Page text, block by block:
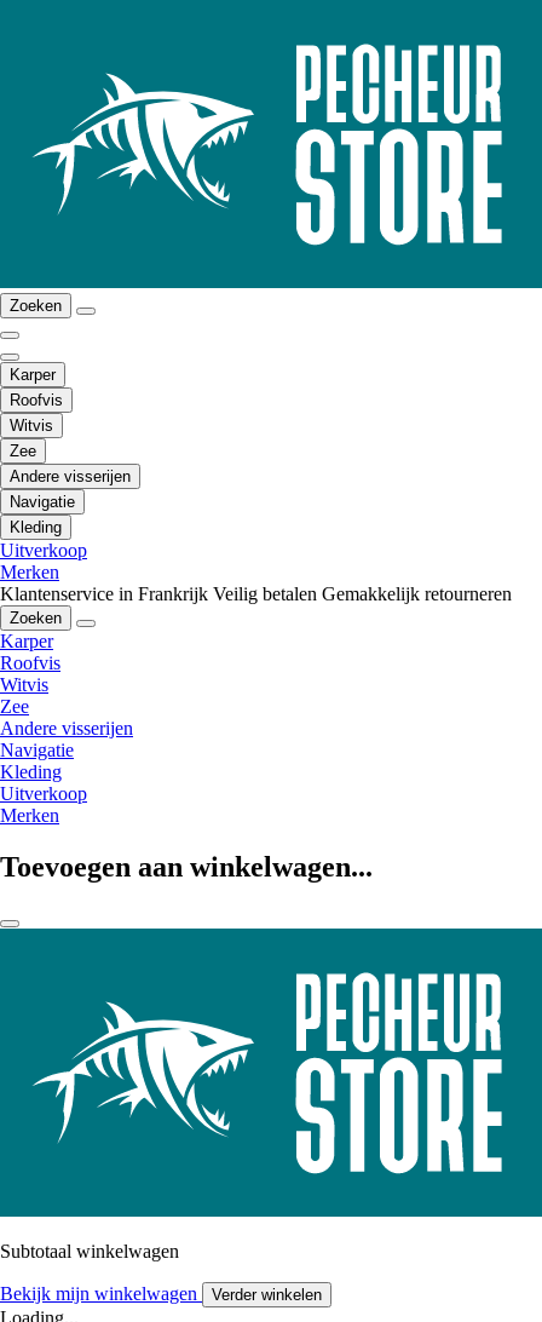
Zoeken
Karper
Roofvis
Witvis
Zee
Andere visserijen
Navigatie
Kleding
Uitverkoop
Merken
Klantenservice in Frankrijk Veilig betalen Gemakkelijk retourneren
Zoeken
Karper
Roofvis
Witvis
Zee
Andere visserijen
Navigatie
Kleding
Uitverkoop
Merken
Toevoegen aan winkelwagen...
Subtotaal winkelwagen
Bekijk mijn winkelwagen Verder winkelen
Loading...